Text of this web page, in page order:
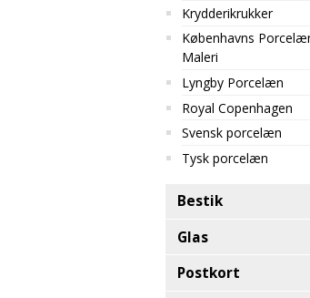
Krydderikrukker
Københavns
Maleri
Lyngby Porcelæn
Royal Copenhagen
Svensk porcelæn
Tysk porcelæn
Bestik
Glas
Postkort